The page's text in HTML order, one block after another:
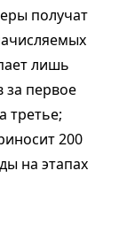
получат
лишь
за первое
третье;
200
на этапах